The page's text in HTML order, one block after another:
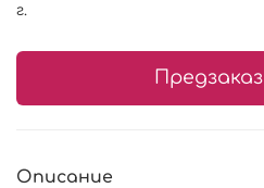
г.
Предзаказ
Описание